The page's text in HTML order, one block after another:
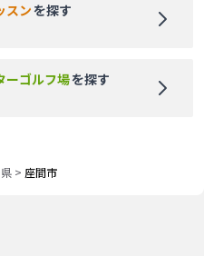
スンを探す
ーゴルフ場を探す
> 座間市